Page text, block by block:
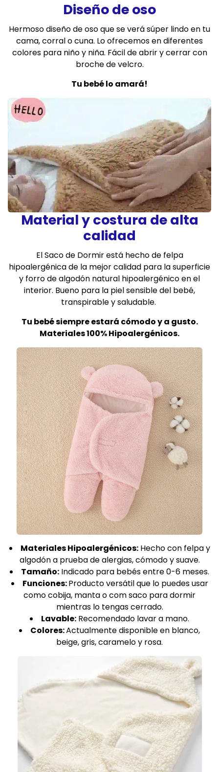
Diseño de oso
Hermoso diseño de oso que se verá súper lindo en tu
cama, corral o cuna. Lo ofrecemos en diferentes
colores para niño y niña. Fácil de abrir y cerrar con
broche de velcro.
Tu bebé lo amará!
Material y costura de alta
calidad
El Saco de Dormir está hecho de felpa
hipoalergénica de la mejor calidad para la superficie
y forro de algodón natural hipoalergénico en el
interior. Bueno para la piel sensible del bebé,
transpirable y saludable.
Tu bebé siempre estará cómodo y a gusto.
Materiales 100% Hipoalergénicos.
Materiales Hipoalergénicos:Hecho con felpa y
algodón a prueba de alergias, cómodo y suave.
Tamaño: Indicado para bebés entre 0-6 meses.
Funciones:Producto versátil que lo puedes usar
como cobija, manta o com saco para dormir
mientras lo tengas cerrado.
Lavable: Recomendado lavar a mano.
Colores:Actualmente disponible en blanco,
beige, gris, caramelo y rosa.